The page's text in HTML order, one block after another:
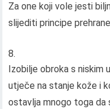
Za one koji vole jesti
slijediti principe
Izobilje obroka s niskim
utječe na stanje kože i
ostavlja mnogo toga da